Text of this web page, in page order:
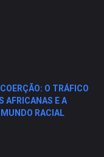
O TRÁFICO
AFRICANAS E A
RACIAL